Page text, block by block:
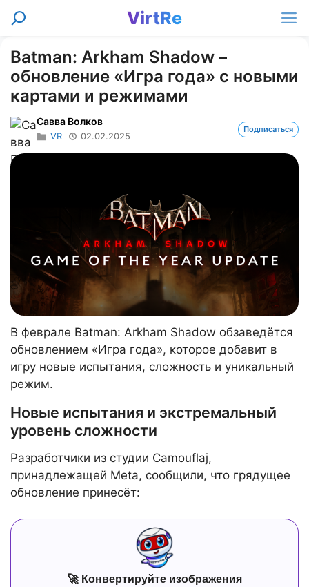
Перейти
VirtRe
Поиск
Batman: Arkham Shadow –
обновление «Игра года» с новыми
картами и режимами
Савва Волков
VR 02.02.2025
Подписаться
В феврале Batman: Arkham Shadow обзаведётся
обновлением «Игра года», которое добавит в
игру новые испытания, сложность и уникальный
режим.
Новые испытания и экстремальный
уровень сложности
Разработчики из студии Camouflaj,
принадлежащей Meta, сообщили, что грядущее
обновление принесёт:
🚀 Конвертируйте изображения